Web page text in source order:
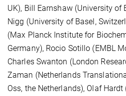
UK), Bill Earnshaw (University of
Nigg (University of Basel,
(Max Planck Institute for
Germany), Rocio Sotillo (EMBL
Charles Swanton (London
Zaman (Netherlands
Oss, the Netherlands), Olaf